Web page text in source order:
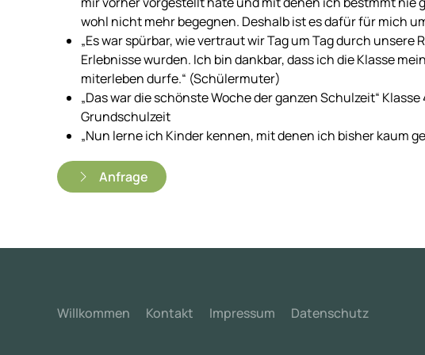
wohl nicht mehr begegnen. Deshalb ist es dafür für mich
„Es war spürbar, wie vertraut wir Tag um Tag durch
Erlebnisse wurden. Ich bin dankbar, dass ich die Klasse
miterleben durfe.“ (Schülermuter)
„Das war die schönste Woche der ganzen Schulzeit“
Grundschulzeit
„Nun lerne ich Kinder kennen, mit denen ich bisher kaum
Anfrage
Willkommen Kontakt Impressum Datenschutz